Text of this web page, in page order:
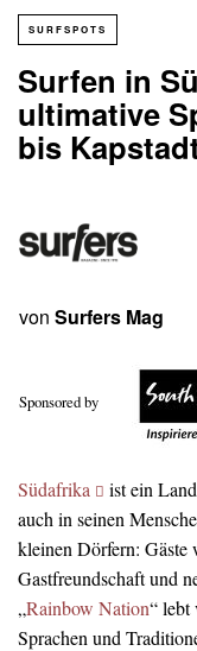
SURFSPOTS
Surfen in
ultimative
bis
von Surfers Mag
Sponsored by
Südafrika
ist ein
auch in seinen
kleinen Dörfern: Gäste
Gastfreundschaft und
„Rainbow Nation“ lebt
Sprachen und